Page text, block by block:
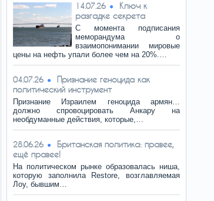
14.07.26
Ключ к
разгадке секрета
С момента подписания
меморандума о
взаимопонимании мировые
цены на нефть упали более чем на 20%.…
04.07.26
Признание геноцида как
политический инструмент
Признание Израилем геноцида армян…
должно спровоцировать Анкару на
необдуманные действия, которые,…
28.06.26
Британская политика: правее,
ещё правее!
На политическом рынке образовалась ниша,
которую заполнила Restore, возглавляемая
Лоу, бывшим…